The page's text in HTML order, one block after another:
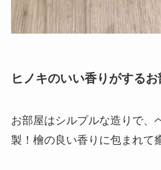
ヒノキのいい香りがするお
お部屋はシルプルな造りで、
製！檜の良い香りに包まれて